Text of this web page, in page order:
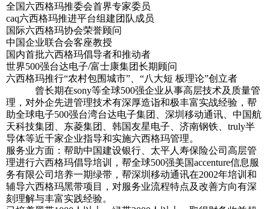
全国六西格玛推委会首界专家委员
caq六西格玛推进平台组建团队成员
国际六西格玛协会荣誉顾问
中国企业联合会客座教授
国内首批六西格玛倡导者和推动者
世界500强台达电子/富士康集团长期顾问
六西格玛推行“农村包围城市”、“八大短 板理论”创立者
曾长期在sony等全球500强企业从事高层技术及质量管
理，对外企先进管理技术有深厚造诣和极丰富实战经验，帮
助全球电子500强台湾台达电子集团、深圳移动通讯、中国航
天科技集团、东菱集团、韩国友星电子、济南钢铁、truly半
导体等近千家企业指导和实施六西格玛管理。
服务业方面：帮助中国建设银行、太平人寿保险公司高层管
理进行六西格玛倡导培训，帮全球500强美国accenture信息服
务有限公司培养一期绿带，帮深圳移动通讯在2002年培训和
辅导六西格玛黑带项目，对服务业流程特点及改善方向有深
刻理解与丰富实践经验。